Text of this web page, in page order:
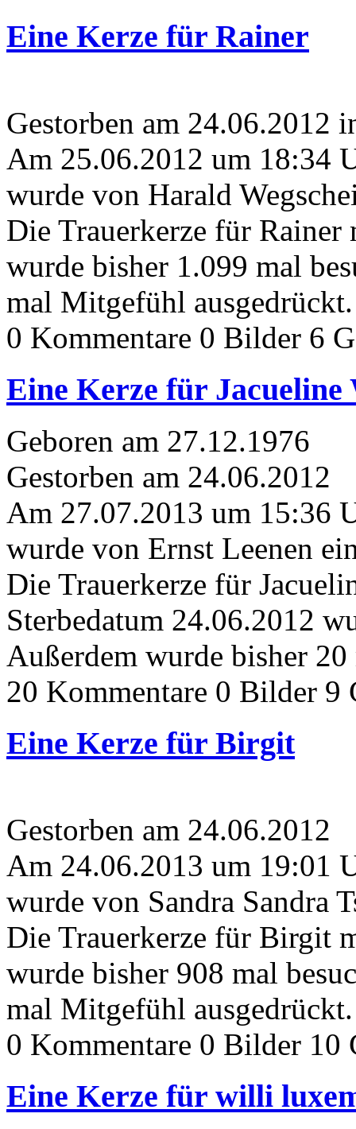
Eine Kerze für Rainer
Gestorben am 24.06.2012
Am 25.06.2012 um 18:34
wurde von Harald
Die Trauerkerze für Rainer
wurde bisher 1.099 mal
mal Mitgefühl ausgedrückt.
0 Kommentare 0 Bilder 6
Eine Kerze für Jacueline
Geboren am 27.12.1976
Gestorben am 24.06.2012
Am 27.07.2013 um 15:36
wurde von Ernst Leenen
Die Trauerkerze für
Sterbedatum 24.06.2012
Außerdem wurde bisher
20 Kommentare 0 Bilder 9
Eine Kerze für Birgit
Gestorben am 24.06.2012
Am 24.06.2013 um 19:01
wurde von Sandra Sandra
Die Trauerkerze für Birgit
wurde bisher 908 mal
mal Mitgefühl ausgedrückt.
0 Kommentare 0 Bilder 10
Eine Kerze für willi